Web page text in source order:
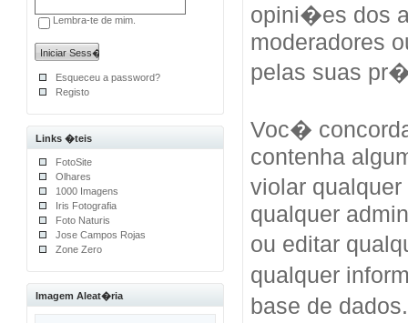
Lembra-te de mim.
Esqueceu a password?
Registo
Links �teis
FotoSite
Olhares
1000 Imagens
Iris Fotografia
Foto Naturis
Jose Campos Rojas
Zone Zero
Imagem Aleat�ria
opini�es dos
moderadores
pelas suas
Voc�
contenha
violar
qualquer
ou editar
qualquer
base de